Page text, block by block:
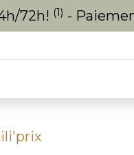
72h! (1) -